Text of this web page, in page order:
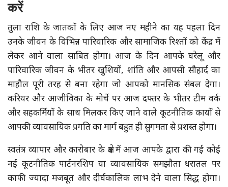
करें
तुला राशि के जातकों के लिए आज नए महीने का यह पहला दिन
उनके जीवन के विभिन्न पारिवारिक और सामाजिक रिश्तों को केंद्र में
लेकर आने वाला साबित होगा। आज के दिन आपके घरेलू और
पारिवारिक जीवन के भीतर खुशियों, शांति और आपसी सौहार्द का
माहौल पूरी तरह से बना रहेगा जो आपको मानसिक संबल देगा।
करियर और आजीविका के मोर्चे पर आज दफ्तर के भीतर टीम वर्क
और सहकर्मियों के साथ मिलकर किए जाने वाले कूटनीतिक कार्यों से
आपकी व्यावसायिक प्रगति का मार्ग बहुत ही सुगमता से प्रशस्त होगा।
स्वतंत्र व्यापार और कारोबार के क्षेत्र में आज आपके द्वारा की गई कोई
नई कूटनीतिक पार्टनरशिप या व्यावसायिक समझौता धरातल पर
काफी ज्यादा मजबूत और दीर्घकालिक लाभ देने वाला सिद्ध होगा।